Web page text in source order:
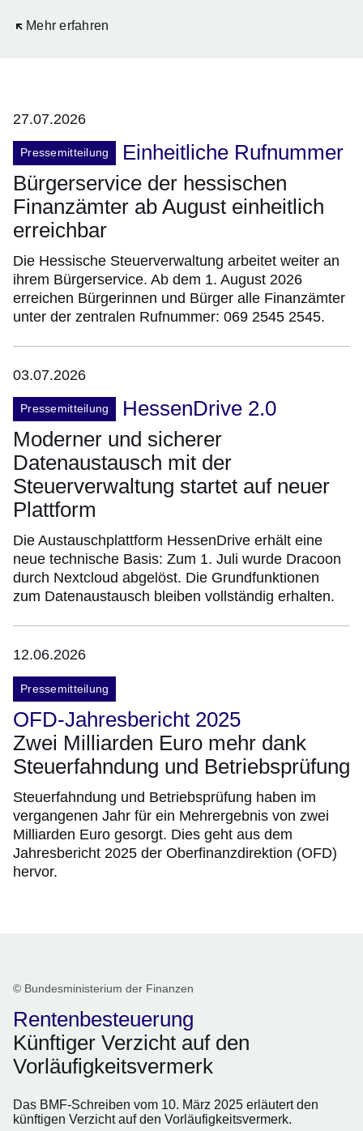
Mehr erfahren
Öffnet sich in einem neuen Fenster
27.07.2026
Pressemitteilung
Einheitliche Rufnummer
Bürgerservice der hessischen
Finanzämter ab August einheitlich
erreichbar
Die Hessische Steuerverwaltung arbeitet weiter an
ihrem Bürgerservice. Ab dem 1. August 2026
erreichen Bürgerinnen und Bürger alle Finanzämter
unter der zentralen Rufnummer: 069 2545 2545.
03.07.2026
Pressemitteilung
HessenDrive 2.0
Moderner und sicherer
Datenaustausch mit der
Steuerverwaltung startet auf neuer
Plattform
Die Austauschplattform HessenDrive erhält eine
neue technische Basis: Zum 1. Juli wurde Dracoon
durch Nextcloud abgelöst. Die Grundfunktionen
zum Datenaustausch bleiben vollständig erhalten.
12.06.2026
Pressemitteilung
OFD-Jahresbericht 2025
Zwei Milliarden Euro mehr dank
Steuerfahndung und Betriebsprüfung
Steuerfahndung und Betriebsprüfung haben im
vergangenen Jahr für ein Mehrergebnis von zwei
Milliarden Euro gesorgt. Dies geht aus dem
Jahresbericht 2025 der Oberfinanzdirektion (OFD)
hervor.
© Bundesministerium der Finanzen
Rentenbesteuerung
Künftiger Verzicht auf den
Vorläufigkeitsvermerk
Das BMF-Schreiben vom 10. März 2025 erläutert den
künftigen Verzicht auf den Vorläufigkeitsvermerk.